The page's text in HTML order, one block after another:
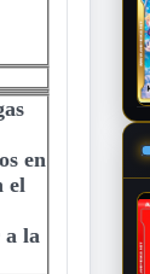
en
el
a la